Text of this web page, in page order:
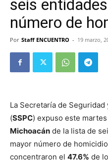
seis
número de
Por Staff ENCUENTRO - 19 marzo,
La Secretaría de
(SSPC) expuso este
Michoacán de la lista de
mayor número de
concentraron el 47.6% de